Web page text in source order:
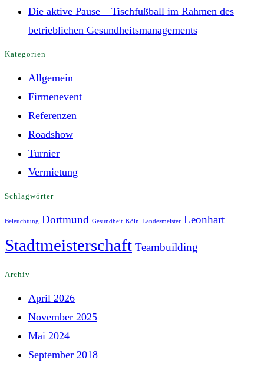
Die aktive Pause – Tischfußball im Rahmen des
betrieblichen Gesundheitsmanagements
Kategorien
Allgemein
Firmenevent
Referenzen
Roadshow
Turnier
Vermietung
Schlagwörter
Beleuchtung Dortmund Gesundheit Köln Landesmeister Leonhart
Stadtmeisterschaft Teambuilding
Archiv
April 2026
November 2025
Mai 2024
September 2018